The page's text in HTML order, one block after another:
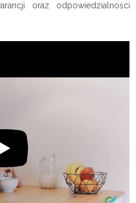
oraz odpowiedzialności